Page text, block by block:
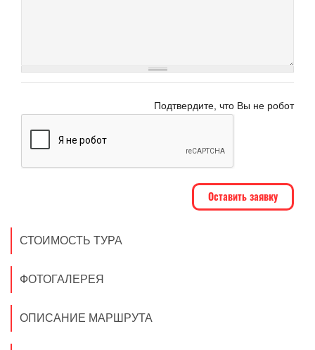
Подтвердите, что Вы не робот
СТОИМОСТЬ ТУРА
ФОТОГАЛЕРЕЯ
ОПИСАНИЕ МАРШРУТА